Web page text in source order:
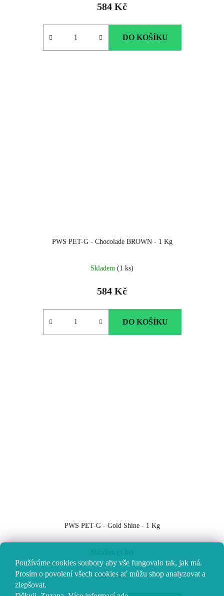
Používáme cookies soubory aby vše fungovalo tak, jak má.
Prosím o povolení všech cookies ať můžu shop analyzovat a
zlepšovat.
584 Kč
DO KOŠÍKU
PWS PET-G - Chocolade BROWN - 1 Kg
Skladem (1 ks)
584 Kč
DO KOŠÍKU
PWS PET-G - Gold Shine - 1 Kg
584 Kč